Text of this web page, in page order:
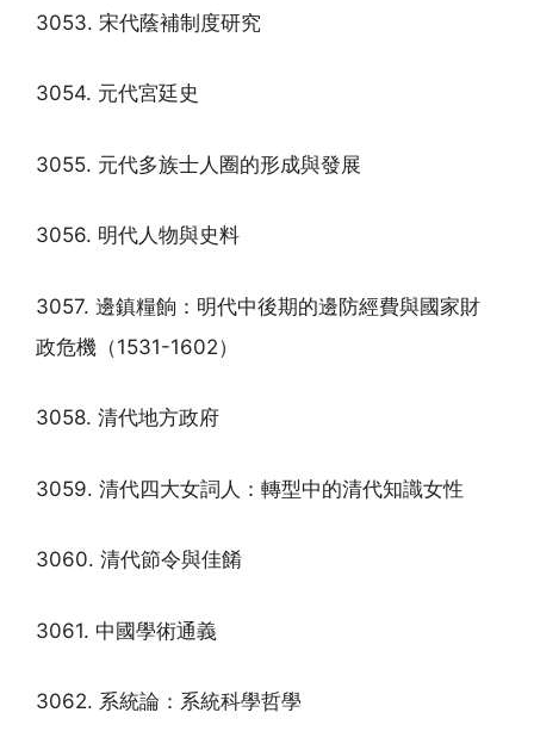
3053. 宋代蔭補制度研究
3054. 元代宮廷史
3055. 元代多族士人圈的形成與發展
3056. 明代人物與史料
3057. 邊鎮糧餉：明代中後期的邊防經費與國家財
政危機（1531-1602）
3058. 清代地方政府
3059. 清代四大女詞人：轉型中的清代知識女性
3060. 清代節令與佳餚
3061. 中國學術通義
3062. 系統論：系統科學哲學